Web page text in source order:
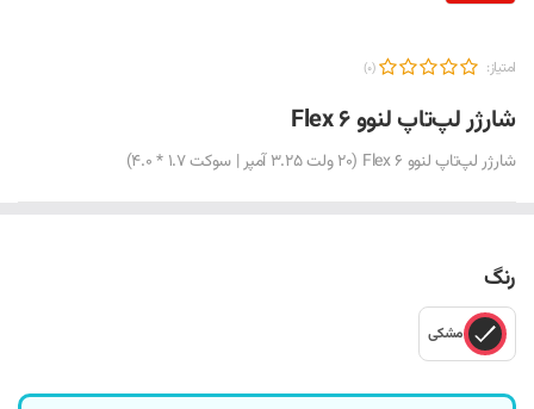
شارژر لپ‌تاپ لنوو Flex 6
شارژر لپ‌تاپ لنوو Flex 6 (20 ولت 3.25 آمپر | سوکت 1.7 * 4.0)
امتیاز: (0)
رنگ
مشکی